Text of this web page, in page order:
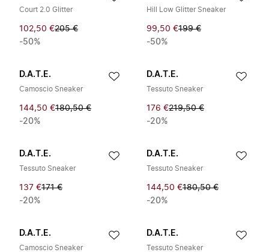
Court 2.0 Glitter
102,50 €205 €
-50%
Hill Low Glitter Sneaker
99,50 €199 €
-50%
D.A.T.E.
Camoscio Sneaker
144,50 €180,50 €
-20%
D.A.T.E.
Tessuto Sneaker
176 €219,50 €
-20%
D.A.T.E.
Tessuto Sneaker
137 €171 €
-20%
D.A.T.E.
Tessuto Sneaker
144,50 €180,50 €
-20%
D.A.T.E.
Camoscio Sneaker
D.A.T.E.
Tessuto Sneaker